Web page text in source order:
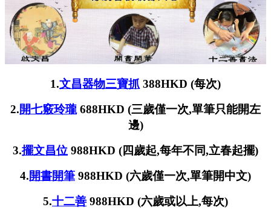
1.文昌器物三寶抓 388HKD (每次)
2.開七竅玲瓏 688HKD (三歲僅一次,單筆只能開左
邊)
3.擺文昌位 988HKD (四歲起,每年不同,立春起擺)
4.開書開筆 988HKD (六歲僅一次,單筆開中文)
5.十二善 988HKD (六歲或以上,每次)